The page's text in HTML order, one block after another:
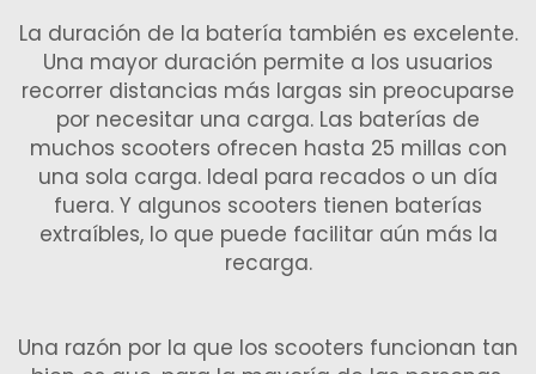
La duración de la batería también es excelente.
Una mayor duración permite a los usuarios
recorrer distancias más largas sin preocuparse
por necesitar una carga. Las baterías de
muchos scooters ofrecen hasta 25 millas con
una sola carga. Ideal para recados o un día
fuera. Y algunos scooters tienen baterías
extraíbles, lo que puede facilitar aún más la
recarga.
Una razón por la que los scooters funcionan tan